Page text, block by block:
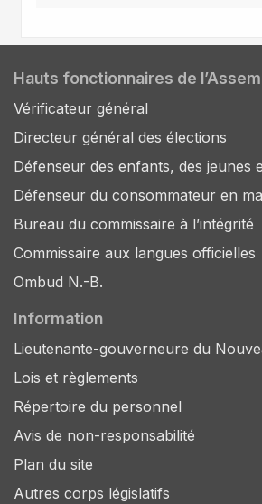
Hauts fonctionnaires de
Vérificateur général
Directeur général des élections
Défenseur des enfants, des jeunes
Défenseur du consommateur en
Bureau du commissaire à l’intégrité
Commissaire aux langues officielles
Ombud N.-B.
Information
Lieutenante-gouverneure du
Lois et règlements
Répertoire du personnel
Avis de non-responsabilité
Plan du site
Autres corps législatifs